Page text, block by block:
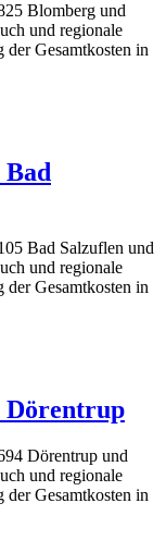
Blomberg und
und regionale
Gesamtkosten in
Bad Salzuflen und
und regionale
Gesamtkosten in
Dörentrup
Dörentrup und
und regionale
Gesamtkosten in